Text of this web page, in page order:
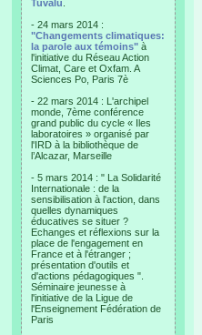
Tuvalu
- 24 mars 2014 :
"Changements climatiques:
la parole aux témoins" à
l'initiative du Réseau Action
Climat, Care et Oxfam. A
Sciences Po, Paris 7è
- 22 mars 2014 : L'archipel
monde, 7ème conférence
grand public du cycle « Iles
laboratoires » organisé par
l'IRD à la bibliothèque de
l’Alcazar, Marseille
- 5 mars 2014 : " La Solidarité
Internationale : de la
sensibilisation à l'action, dans
quelles dynamiques
éducatives se situer ?
Echanges et réflexions sur la
place de l'engagement en
France et à l'étranger ;
présentation d'outils et
d'actions pédagogiques ".
Séminaire jeunesse à
l'initiative de la Ligue de
l'Enseignement Fédération de
Paris